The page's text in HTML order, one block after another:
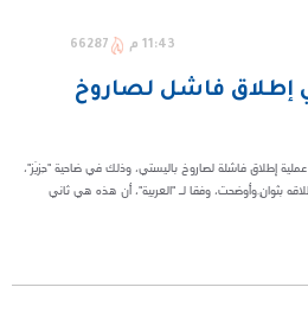
11:43 م 66287
في إطلاق فاشل لصاروخ
مقتـل 30 حوثياً في عملية إطلاق فاشلة لصاروخ باليستي، وذلك في ضاحية "حِزيَز"،
بثوانٍ.وأوضحت، وفقا لـ "العربية"، أن هذه هي ثاني